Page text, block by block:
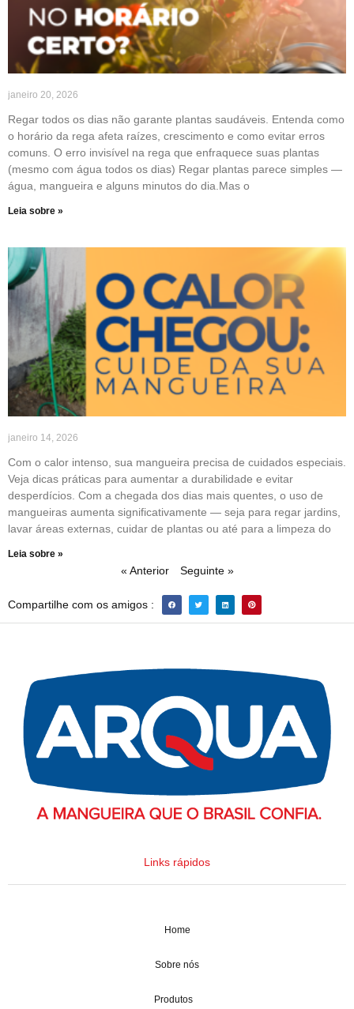
janeiro 20, 2026
Regar todos os dias não garante plantas saudáveis. Entenda como
o horário da rega afeta raízes, crescimento e como evitar erros
comuns. O erro invisível na rega que enfraquece suas plantas
(mesmo com água todos os dias) Regar plantas parece simples —
água, mangueira e alguns minutos do dia.Mas o
Leia sobre »
janeiro 14, 2026
Com o calor intenso, sua mangueira precisa de cuidados especiais.
Veja dicas práticas para aumentar a durabilidade e evitar
desperdícios. Com a chegada dos dias mais quentes, o uso de
mangueiras aumenta significativamente — seja para regar jardins,
lavar áreas externas, cuidar de plantas ou até para a limpeza do
Leia sobre »
« Anterior Seguinte »
Compartilhe com os amigos :
Links rápidos
Home
Sobre nós
Produtos